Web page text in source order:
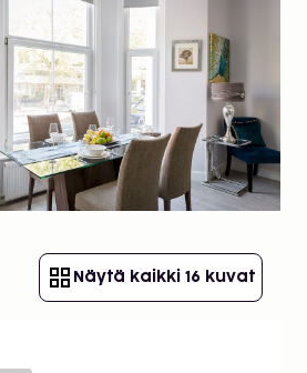
Näytä kaikki 16 kuvat